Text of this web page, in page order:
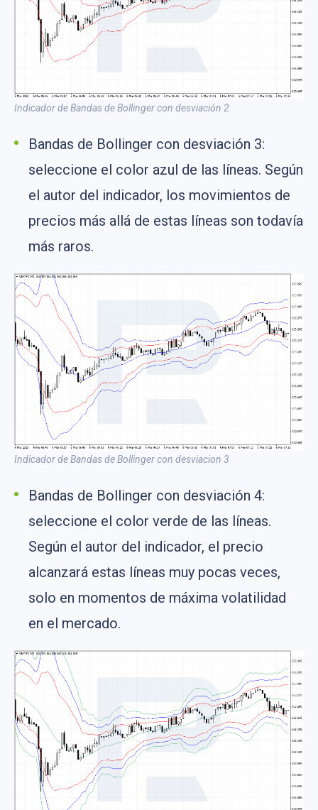
Indicador de Bandas de Bollinger con desviación 2
Bandas de Bollinger con desviación 3:
seleccione el color azul de las líneas. Según
el autor del indicador, los movimientos de
precios más allá de estas líneas son todavía
más raros.
Indicador de Bandas de Bollinger con desviacion 3
Bandas de Bollinger con desviación 4:
seleccione el color verde de las líneas.
Según el autor del indicador, el precio
alcanzará estas líneas muy pocas veces,
solo en momentos de máxima volatilidad
en el mercado.